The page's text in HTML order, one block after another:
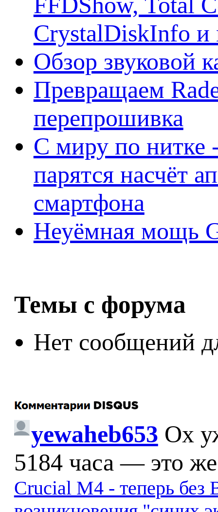
CrystalDiskInfo и
Обзор звуковой
Превращаем
перепрошивка
С миру по нитке
парятся насчёт
смартфона
Неуёмная мощь
Темы с форума
Нет сообщений
yewaheb653 Ох
5184 часа — это
Crucial M4 - теперь без